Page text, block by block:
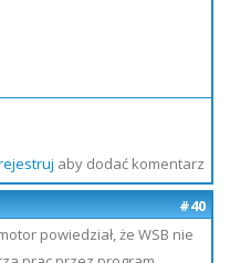
aby dodać komentarz
#40
powiedział, że WSB nie